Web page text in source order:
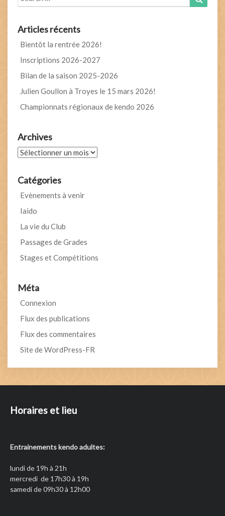
for:
Articles récents
Bientôt la rentrée 2026!
Inscriptions 2026-2027
Bilan de la saison 2025-2026
Julien Goullon à Troyes le 15 mars 2026!
Championnats régionaux de kendo 2026
Archives
Archives
Catégories
Evènements à venir
Iaido
La vie du Club
Passages de Grades
Stages et Compétitions
Méta
Connexion
Flux des publications
Flux des commentaires
Site de WordPress-FR
Horaires et lieu
Entrainements kendo adultes:
lundi de 19h à 21h
mercredi de 17h30 à 19h
samedi de 09h30 à 12h00